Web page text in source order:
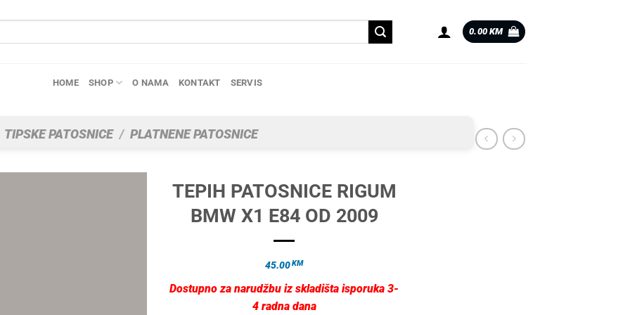
0.00 KM
HOME SHOP O NAMA KONTAKT SERVIS
TIPSKE PATOSNICE / PLATNENE PATOSNICE
TEPIH PATOSNICE RIGUM
BMW X1 E84 OD 2009
45.00KM
Dostupno za narudžbu iz skladišta isporuka 3-
4 radna dana